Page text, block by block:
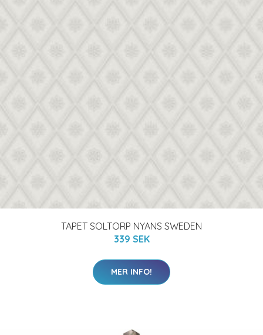
TAPET SOLTORP NYANS SWEDEN
339 SEK
MER INFO!